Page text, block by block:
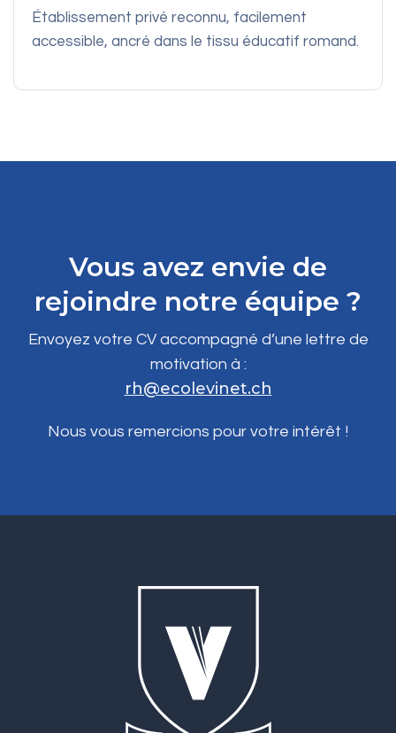
Établissement privé reconnu, facilement
accessible, ancré dans le tissu éducatif romand.
Vous avez envie de
rejoindre notre équipe ?
Envoyez votre CV accompagné d’une lettre de
motivation à :
rh@ecolevinet.ch
Nous vous remercions pour votre intérêt !